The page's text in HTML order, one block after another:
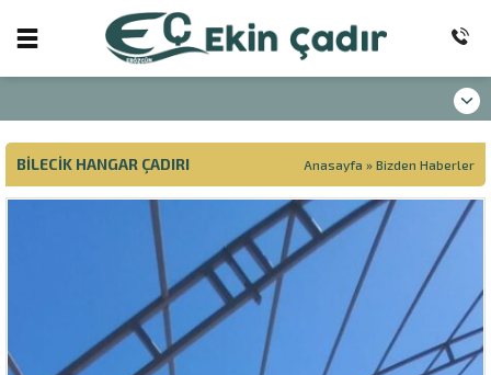
BILECIK HANGAR ÇADIRI Anasayfa » Bizden Haberler